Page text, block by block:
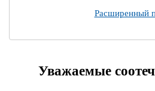
Расширенный
Уважаемые